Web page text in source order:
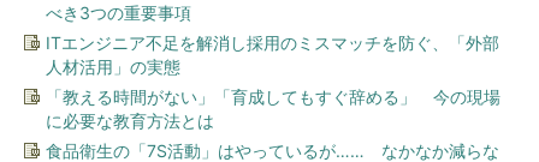
べき3つの重要事項
ITエンジニア不足を解消し採用のミスマッチを防ぐ、「外部
人材活用」の実態
「教える時間がない」「育成してもすぐ辞める」 今の現場
に必要な教育方法とは
食品衛生の「7S活動」はやっているが…… なかなか減らな